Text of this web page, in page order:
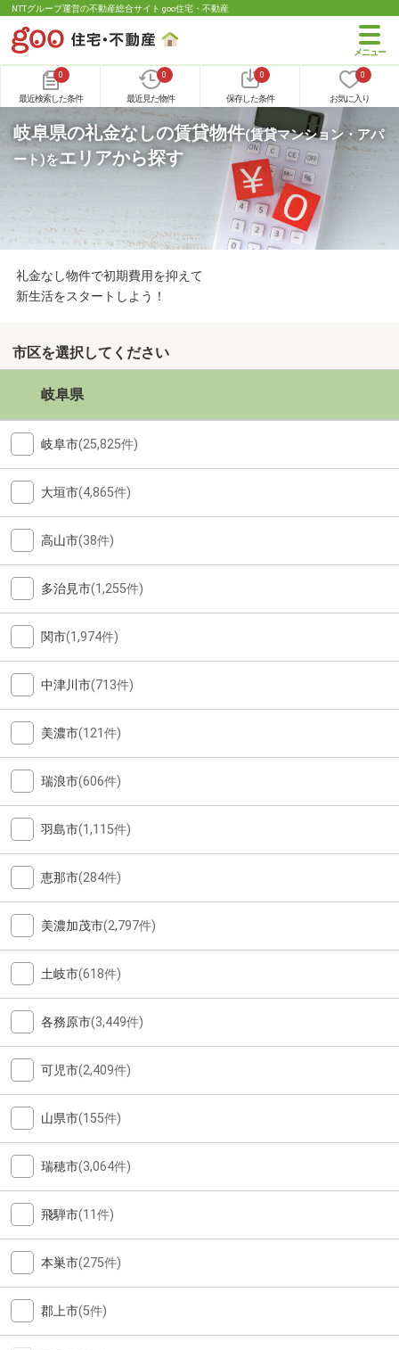
NTTグループ運営の不動産総合サイト goo住宅・不動産
0
最近検索した条件
0
最近見た物件
0
保存した条件
0
お気に入り
岐阜県の礼金なしの賃貸物件(賃貸マンション・アパ
ート)をエリアから探す
礼金なし物件で初期費用を抑えて
新生活をスタートしよう！
市区を選択してください
岐阜県
岐阜市(25,825件)
大垣市(4,865件)
高山市(38件)
多治見市(1,255件)
関市(1,974件)
中津川市(713件)
美濃市(121件)
瑞浪市(606件)
羽島市(1,115件)
恵那市(284件)
美濃加茂市(2,797件)
土岐市(618件)
各務原市(3,449件)
可児市(2,409件)
山県市(155件)
瑞穂市(3,064件)
飛騨市(11件)
本巣市(275件)
郡上市(5件)